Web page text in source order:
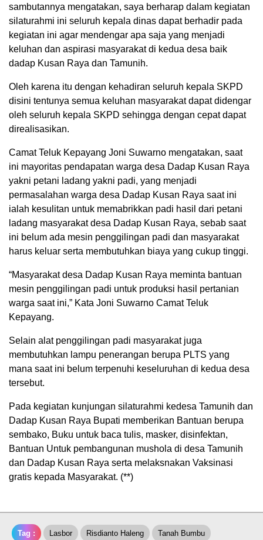
sambutannya mengatakan, saya berharap dalam kegiatan
silaturahmi ini seluruh kepala dinas dapat berhadir pada
kegiatan ini agar mendengar apa saja yang menjadi
keluhan dan aspirasi masyarakat di kedua desa baik
dadap Kusan Raya dan Tamunih.
Oleh karena itu dengan kehadiran seluruh kepala SKPD
disini tentunya semua keluhan masyarakat dapat didengar
oleh seluruh kepala SKPD sehingga dengan cepat dapat
direalisasikan.
Camat Teluk Kepayang Joni Suwarno mengatakan, saat
ini mayoritas pendapatan warga desa Dadap Kusan Raya
yakni petani ladang yakni padi, yang menjadi
permasalahan warga desa Dadap Kusan Raya saat ini
ialah kesulitan untuk memabrikkan padi hasil dari petani
ladang masyarakat desa Dadap Kusan Raya, sebab saat
ini belum ada mesin penggilingan padi dan masyarakat
harus keluar serta membutuhkan biaya yang cukup tinggi.
“Masyarakat desa Dadap Kusan Raya meminta bantuan
mesin penggilingan padi untuk produksi hasil pertanian
warga saat ini,” Kata Joni Suwarno Camat Teluk
Kepayang.
Selain alat penggilingan padi masyarakat juga
membutuhkan lampu penerangan berupa PLTS yang
mana saat ini belum terpenuhi keseluruhan di kedua desa
tersebut.
Pada kegiatan kunjungan silaturahmi kedesa Tamunih dan
Dadap Kusan Raya Bupati memberikan Bantuan berupa
sembako, Buku untuk baca tulis, masker, disinfektan,
Bantuan Untuk pembangunan mushola di desa Tamunih
dan Dadap Kusan Raya serta melaksnakan Vaksinasi
gratis kepada Masyarakat. (**)
Tag : Lasbor Risdianto Haleng Tanah Bumbu